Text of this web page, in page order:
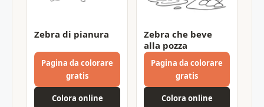
Zebra di pianura
Pagina da colorare
gratis
Colora online
Zebra che beve
alla pozza
Pagina da colorare
gratis
Colora online